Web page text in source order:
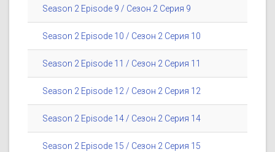
Season 2 Episode 9 / Сезон 2 Серия 9
Season 2 Episode 10 / Сезон 2 Серия 10
Season 2 Episode 11 / Сезон 2 Серия 11
Season 2 Episode 12 / Сезон 2 Серия 12
Season 2 Episode 14 / Сезон 2 Серия 14
Season 2 Episode 15 / Сезон 2 Серия 15